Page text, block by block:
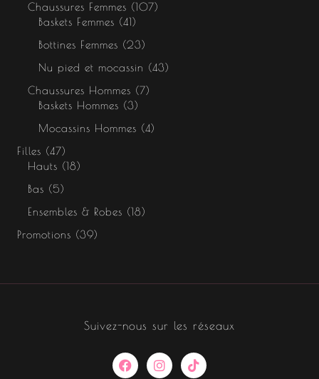
Chaussures Femmes
107
Baskets Femmes
41
Bottines Femmes
23
Nu pied et mocassin
43
Chaussures Hommes
7
Baskets Hommes
3
Mocassins Hommes
4
Filles
47
Hauts
18
Bas
5
Ensembles & Robes
18
Promotions
39
Suivez-nous sur les réseaux
F
a
I
n
T
i